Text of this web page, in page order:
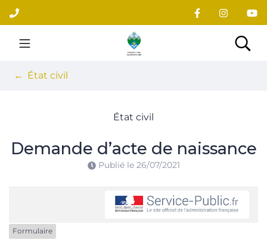
Aller
au
contenu
Site officiel du village
État civil
État civil
Demande d’acte de naissance
Publié le 26/07/2021
Formulaire